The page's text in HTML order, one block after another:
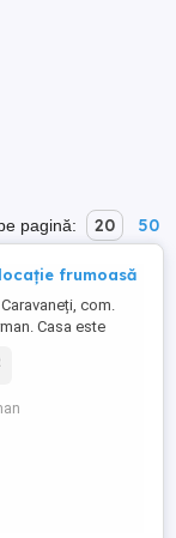
pagină: 20 50
frumoasă
com.
Casa este
casa este
de apă potabilă
in folosință in